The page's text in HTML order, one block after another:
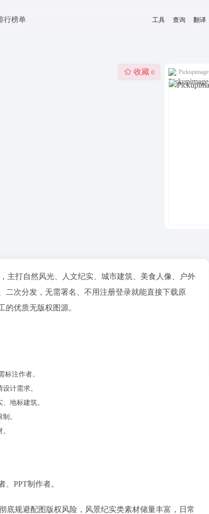
行榜单 工具 查询 翻译
收藏 0 Pickupimage
主打自然风光、人文纪实、城市建筑、美食人像、户外
二次分发，无需署名、不用注册登录就能直接下载原
优质无版权图源。
注作者。
计需求。
地标建筑。
。
PPT制作者。
底规避配图版权风险，风景纪实类素材储量丰富，日常